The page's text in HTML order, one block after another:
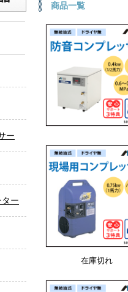
商品一覧
在庫切れ
ー
ー